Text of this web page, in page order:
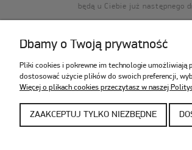
będą u Ciebie już następnego
POMOC
Regulaminy
Porady i wskazówki
Dbamy o Twoją prywatność
Pliki cookies i pokrewne im technologie
dostosować użycie plików do swoich preferencji,
Więcej o plikach cookies przeczytasz w naszej
ZAAKCEPTUJ TYLKO NIEZBĘDNE